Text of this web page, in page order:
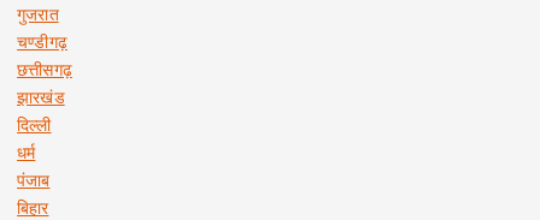
गुजरात
चण्डीगढ़
छत्तीसगढ़
झारखंड
दिल्ली
धर्म
पंजाब
बिहार